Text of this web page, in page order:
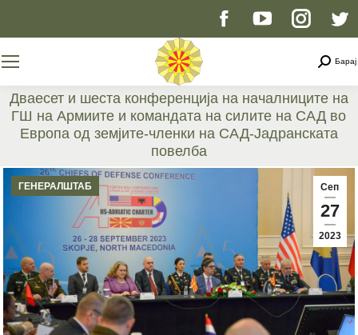
Facebook
opens
in
new
window
YouTube
opens
in
new
window
page
opens
in
new
window
Барај
Дваесет и шеста конференција на началниците на
ГШ на Армиите и командата на силите на САД во
Европа од земјите-членки на САД-Јадранската
повелба
You are here:
Сеп
27
2023
ГЕНЕРАЛШТАБ